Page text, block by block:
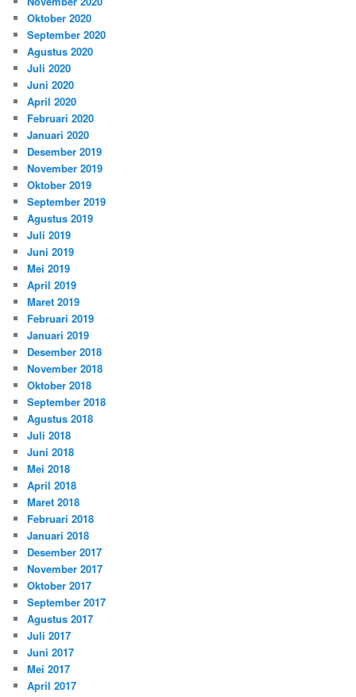
Oktober 2020
September 2020
Agustus 2020
Juli 2020
Juni 2020
April 2020
Februari 2020
Januari 2020
Desember 2019
November 2019
Oktober 2019
September 2019
Agustus 2019
Juli 2019
Juni 2019
Mei 2019
April 2019
Maret 2019
Februari 2019
Januari 2019
Desember 2018
November 2018
Oktober 2018
September 2018
Agustus 2018
Juli 2018
Juni 2018
Mei 2018
April 2018
Maret 2018
Februari 2018
Januari 2018
Desember 2017
November 2017
Oktober 2017
September 2017
Agustus 2017
Juli 2017
Juni 2017
Mei 2017
April 2017